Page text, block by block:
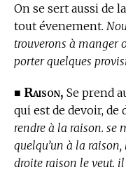
On se sert aussi de
tout évenement.
trouverons à manger
porter quelques
■ Raison, Se prend
qui est de devoir, de
rendre à la raison. se
quelqu’un à la
droite raison le veut.